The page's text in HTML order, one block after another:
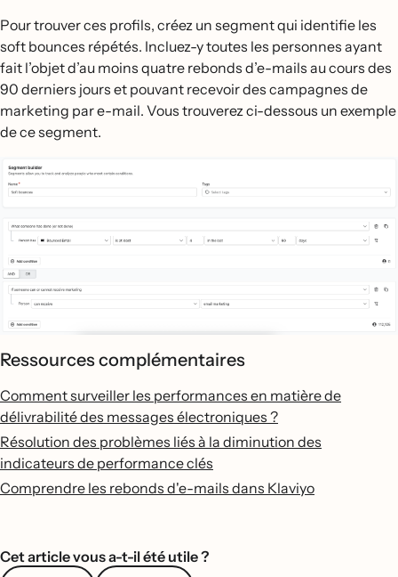
Pour trouver ces profils, créez un segment qui identifie les
soft bounces répétés. Incluez-y toutes les personnes ayant
fait l’objet d’au moins quatre rebonds d’e-mails au cours des
90 derniers jours et pouvant recevoir des campagnes de
marketing par e-mail. Vous trouverez ci-dessous un exemple
de ce segment.
Ressources complémentaires
Comment surveiller les performances en matière de
délivrabilité des messages électroniques ?
Résolution des problèmes liés à la diminution des
indicateurs de performance clés
Comprendre les rebonds d'e-mails dans Klaviyo
Cet article vous a-t-il été utile ?